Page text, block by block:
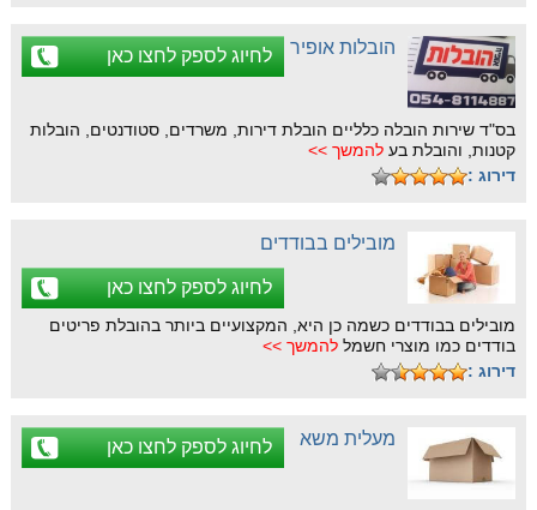
הובלות אופיר לחיוג לספק לחצו כאן
בס"ד שירות הובלה כלליים הובלת דירות, משרדים, סטודנטים, הובלות
קטנות, והובלת בע להמשך >>
דירוג :
מובילים בבודדים
לחיוג לספק לחצו כאן
מובילים בבודדים כשמה כן היא, המקצועיים ביותר בהובלת פריטים
בודדים כמו מוצרי חשמל להמשך >>
דירוג :
מעלית משא לחיוג לספק לחצו כאן